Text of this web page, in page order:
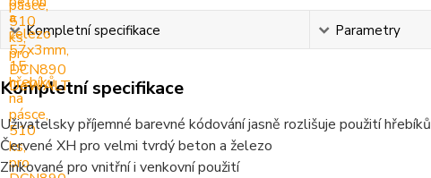
Kompletní specifikace Parametry
Kompletní specifikace
Uživatelsky příjemné barevné kódování jasně rozlišuje použití hřebíků
Červené XH pro velmi tvrdý beton a železo
Zinkované pro vnitřní i venkovní použití